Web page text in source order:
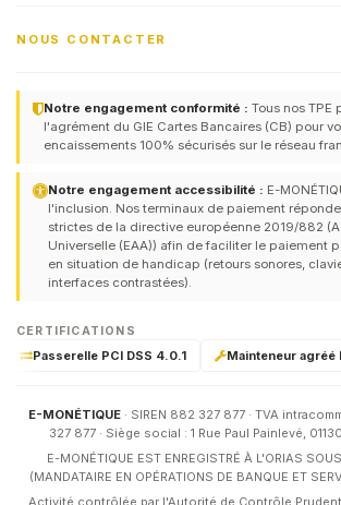
NOUS CONTACTER
Notre engagement conformité : Tous nos TPE
l'agrément du GIE Cartes Bancaires (CB) pour
encaissements 100% sécurisés sur le réseau
Notre engagement accessibilité : E-
l'inclusion. Nos terminaux de paiement
strictes de la directive européenne 2019/882
Universelle (EAA)) afin de faciliter le paiement
en situation de handicap (retours sonores,
interfaces contrastées).
CERTIFICATIONS
Passerelle PCI DSS 4.0.1 Mainteneur agréé
E-MONÉTIQUE · SIREN 882 327 877 · TVA
327 877 · Siège social : 1 Rue Paul Painlevé,
E-MONÉTIQUE EST ENREGISTRÉ À L'ORIAS
(MANDATAIRE EN OPÉRATIONS DE BANQUE ET